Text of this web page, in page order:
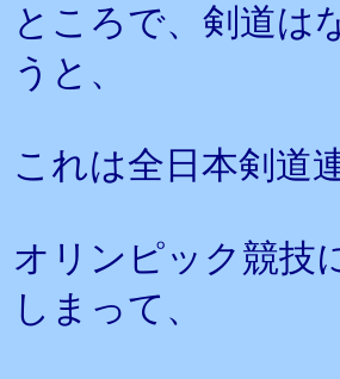
ところで、剣道は
うと、
これは全日本剣道
オリンピック競技
しまって、